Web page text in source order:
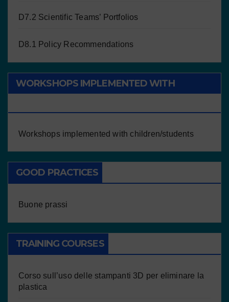
D7.2 Scientific Teams’ Portfolios
D8.1 Policy Recommendations
WORKSHOPS IMPLEMENTED WITH
Workshops implemented with children/students
GOOD PRACTICES
Buone prassi
TRAINING COURSES
Corso sull’uso delle stampanti 3D per eliminare la
plastica